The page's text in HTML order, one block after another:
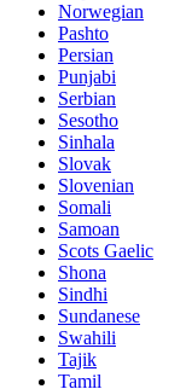
Norwegian
Pashto
Persian
Punjabi
Serbian
Sesotho
Sinhala
Slovak
Slovenian
Somali
Samoan
Scots Gaelic
Shona
Sindhi
Sundanese
Swahili
Tajik
Tamil